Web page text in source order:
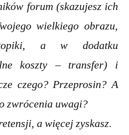
forum (skazujesz ich
wielkiego obrazu,
topiki, a w dodatku
koszty – transfer) i
czego? Przeprosin? A
zwrócenia uwagi?
a więcej zyskasz.